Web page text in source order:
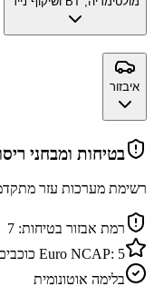
איבזור
בטיחות ומבחני
רשימת מערכות עזר
רמת אבזור בטיחות: 7
Euro NCAP: 5
בלימה אוטונומית